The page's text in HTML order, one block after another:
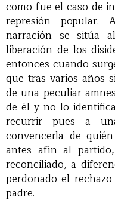
como fue el caso de
represión
narración se sitúa
liberación de los
entonces cuando
que tras varios años
de una peculiar
de él y no lo
recurrir pues a
convencerla de
antes afín al
reconciliado, a
perdonado el
padre.